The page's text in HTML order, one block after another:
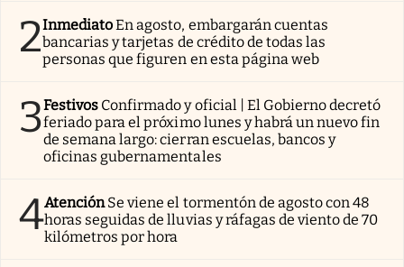
2InmediatoEn agosto, embargarán cuentas
bancarias y tarjetas de crédito de todas las
personas que figuren en esta página web
3Festivos Confirmado y oficial | El Gobierno decretó
feriado para el próximo lunes y habrá un nuevo fin
de semana largo: cierran escuelas, bancos y
oficinas gubernamentales
4AtenciónSe viene el tormentón de agosto con 48
horas seguidas de lluvias y ráfagas de viento de 70
kilómetros por hora